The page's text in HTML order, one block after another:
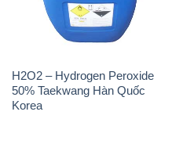
H2O2 – Hydrogen Peroxide
50% Taekwang Hàn Quốc
Korea